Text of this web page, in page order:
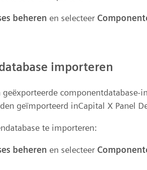
beheren en selecteer
importeren
geëxporteerde
geïmporteerd inCapital X Panel
te importeren:
beheren en selecteer